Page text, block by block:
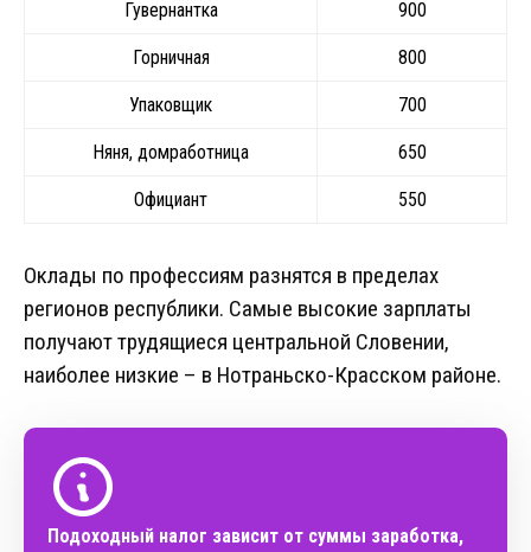
Гувернантка 900
Горничная 800
Упаковщик 700
Няня, домработница 650
Официант 550
Оклады по профессиям разнятся в пределах
регионов республики. Самые высокие зарплаты
получают трудящиеся центральной Словении,
наиболее низкие – в Нотраньско-Красском районе.
Подоходный налог зависит от суммы заработка,